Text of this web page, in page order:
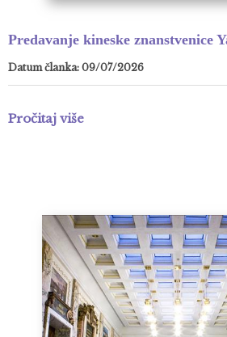
Predavanje kineske znanstvenice
Datum članka: 09/07/2026
Pročitaj više